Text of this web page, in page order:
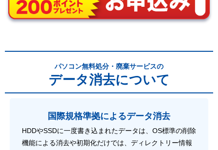
パソコン無料処分・廃棄サービスの
データ消去について
国際規格準拠によるデータ消去
HDDやSSDに一度書き込まれたデータは、OS標準の削除
機能による消去や初期化だけでは、ディレクトリー情報